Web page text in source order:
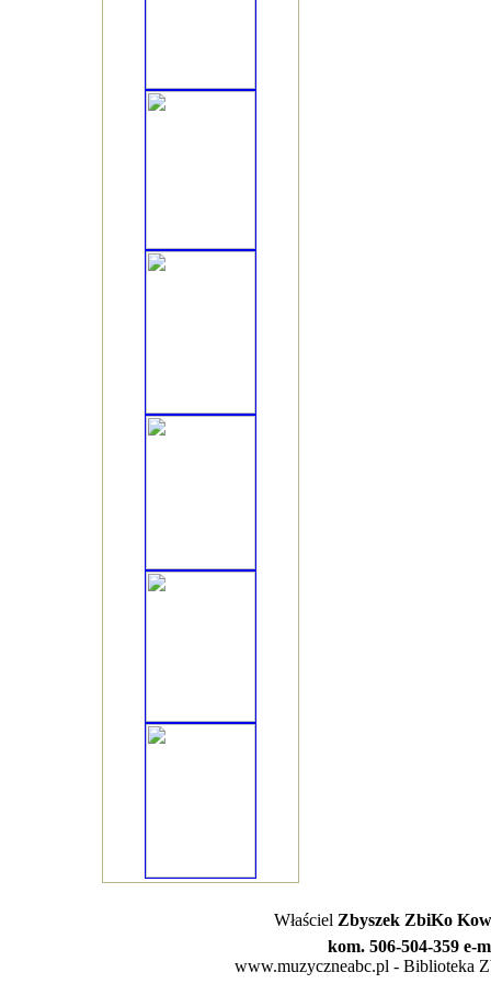
Właściel Zbyszek ZbiKo
kom. 506-504-359 e-
www.muzyczneabc.pl - Biblioteka